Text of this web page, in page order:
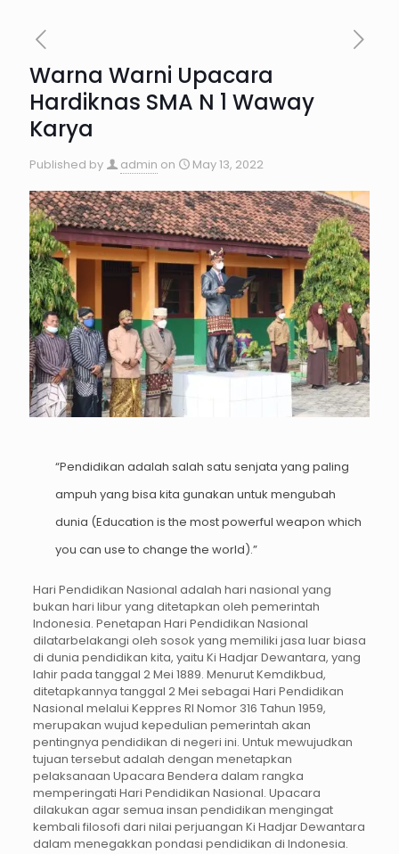
Warna Warni Upacara
Hardiknas SMA N 1 Waway
Karya
Published by admin on May 13, 2022
“Pendidikan adalah salah satu senjata yang paling
ampuh yang bisa kita gunakan untuk mengubah
dunia (Education is the most powerful weapon which
you can use to change the world).”
Hari Pendidikan Nasional adalah hari nasional yang
bukan hari libur yang ditetapkan oleh pemerintah
Indonesia. Penetapan Hari Pendidikan Nasional
dilatarbelakangi oleh sosok yang memiliki jasa luar biasa
di dunia pendidikan kita, yaitu Ki Hadjar Dewantara, yang
lahir pada tanggal 2 Mei 1889. Menurut Kemdikbud,
ditetapkannya tanggal 2 Mei sebagai Hari Pendidikan
Nasional melalui Keppres RI Nomor 316 Tahun 1959,
merupakan wujud kepedulian pemerintah akan
pentingnya pendidikan di negeri ini. Untuk mewujudkan
tujuan tersebut adalah dengan menetapkan
pelaksanaan Upacara Bendera dalam rangka
memperingati Hari Pendidikan Nasional. Upacara
dilakukan agar semua insan pendidikan mengingat
kembali filosofi dari nilai perjuangan Ki Hadjar Dewantara
dalam menegakkan pondasi pendidikan di Indonesia.